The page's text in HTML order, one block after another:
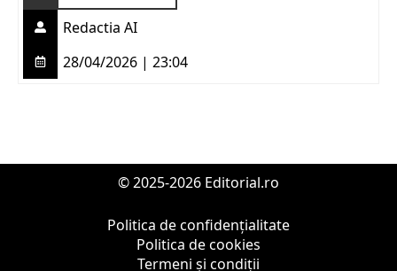
Redactia AI
28/04/2026 | 23:04
© 2025-2026 Editorial.ro
Politica de confidențialitate
Politica de cookies
Termeni și condiții